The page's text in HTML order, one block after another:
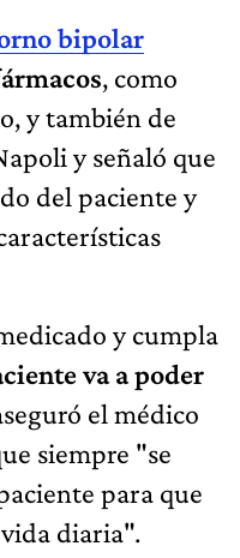
bipolar
, como
y también de
y señaló que
del paciente y
y cumpla
va a poder
el médico
siempre "se
para que
diaria".